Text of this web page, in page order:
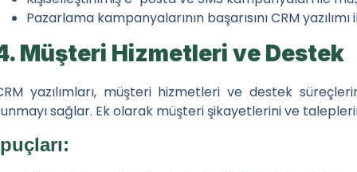
Bitki Besleme Programınızda Çinko ve Fosfor
Hızlı Menü
Haberler
Organik ve İnorganik Gübreler Arasındaki Farklar
Pazarlama kampanyalarının başarısını CRM
Müşteri Hizmetleri ve Destek
yazılımları, müşteri hizmetleri ve destek
sağlar. Ek olarak müşteri şikayetlerini ve